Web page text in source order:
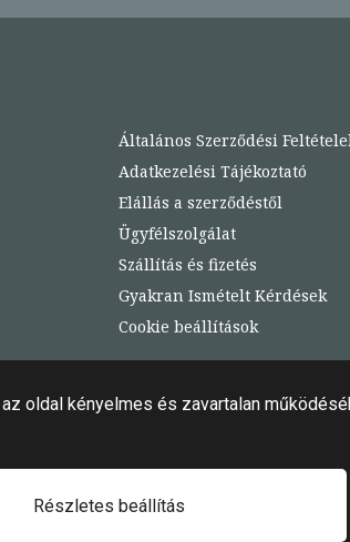
Általános Szerződési
Adatkezelési Tájékoztató
Elállás a szerződéstől
Ügyfélszolgálat
Szállítás és fizetés
Gyakran Ismételt Kérdések
Cookie beállítások
feltételek